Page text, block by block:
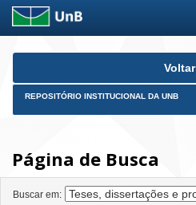
Skip
Voltar
REPOSITÓRIO INSTITUCIONAL DA UNB
Página de Busca
Buscar em: